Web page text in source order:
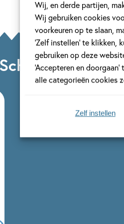
Wij, en derde partijen,
Wij gebruiken cookies
voorkeuren op te slaan,
‘Zelf instellen’ te klikken,
gebruiken op deze
‘Accepteren en
alle categorieën cookies
Zelf instellen